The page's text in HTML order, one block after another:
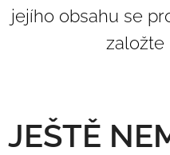
jejího obsahu se
založte
JEŠTĚ